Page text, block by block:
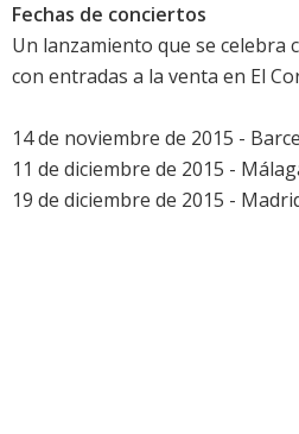
Fechas de conciertos
Un lanzamiento que se celebra
con entradas a la venta en El
14 de noviembre de 2015 -
11 de diciembre de 2015 -
19 de diciembre de 2015 -